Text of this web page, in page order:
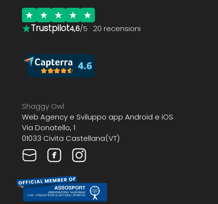
★Trustpilot4,6/5 · 20 recensioni
Shaggy Owl
Web Agency e Sviluppo app Android e iOS
Via Donatello, 1
01033 Civita Castellana(VT)